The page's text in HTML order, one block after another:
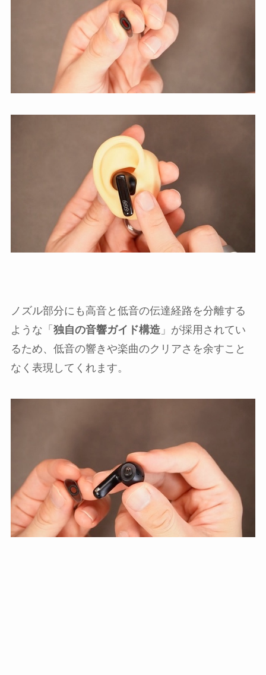
ノズル部分にも高音と低音の伝達経路を分離する
ような「 独自の音響ガイド構造」が採用されてい
るため、低音の響きや楽曲のクリアさを余すこと
なく表現してくれます。